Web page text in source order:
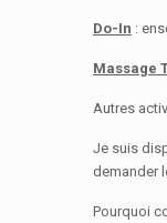
Do-In :
Massage
Autres
Je suis
demander
Pourquoi